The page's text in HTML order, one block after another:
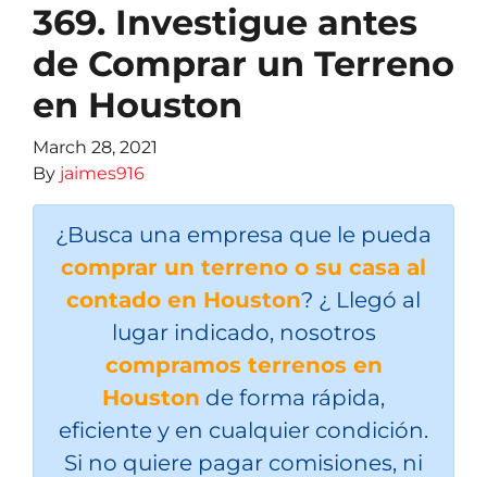
369. Investigue antes
de Comprar un Terreno
en Houston
March 28, 2021
By jaimes916
¿Busca una empresa que le pueda
comprar un terreno o su casa al
contado en Houston? ¿ Llegó al
lugar indicado, nosotros
compramos terrenos en
Houston de forma rápida,
eficiente y en cualquier condición.
Si no quiere pagar comisiones, ni